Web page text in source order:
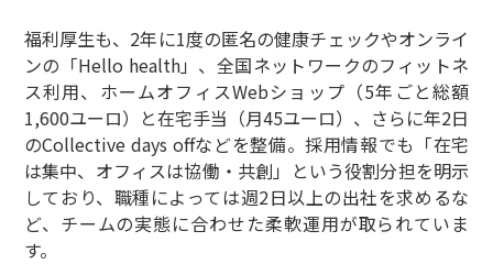
福利厚生も、2年に1度の匿名の健康チェックやオンライ
ンの「Hello health」、全国ネットワークのフィットネ
ス利用、ホームオフィスWebショップ（5年ごと総額
1,600ユーロ）と在宅手当（月45ユーロ）、さらに年2日
のCollective days offなどを整備。採用情報でも「在宅
は集中、オフィスは協働・共創」という役割分担を明示
しており、職種によっては週2日以上の出社を求めるな
ど、チームの実態に合わせた柔軟運用が取られていま
す。